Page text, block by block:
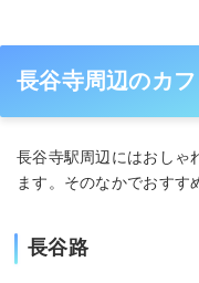
長谷寺周辺のカフ
長谷寺駅周辺にはおしゃ
ます。そのなかでおすす
長谷路